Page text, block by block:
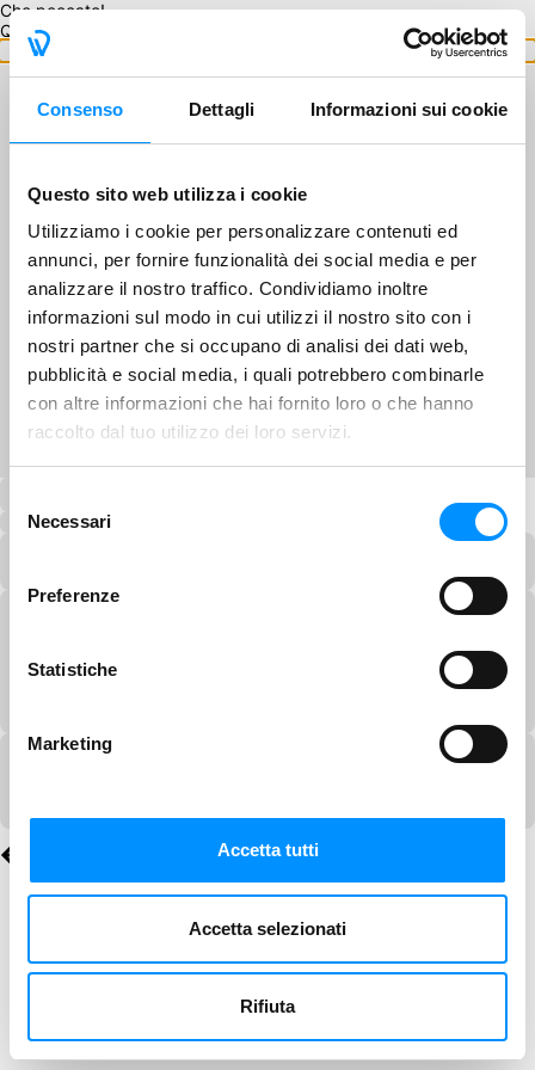
Consenso Dettagli Informazioni sui cookie
Questo sito web utilizza i cookie
Utilizziamo i cookie per personalizzare contenuti ed
annunci, per fornire funzionalità dei social media e per
analizzare il nostro traffico. Condividiamo inoltre
informazioni sul modo in cui utilizzi il nostro sito con i
nostri partner che si occupano di analisi dei dati web,
pubblicità e social media, i quali potrebbero combinarle
con altre informazioni che hai fornito loro o che hanno
raccolto dal tuo utilizzo dei loro servizi.
delNecessari
Preferenze
Statistiche
Marketing
Accetta tutti
Accetta selezionati
Rifiuta
Che peccato!
Questo GA non è disponibile.